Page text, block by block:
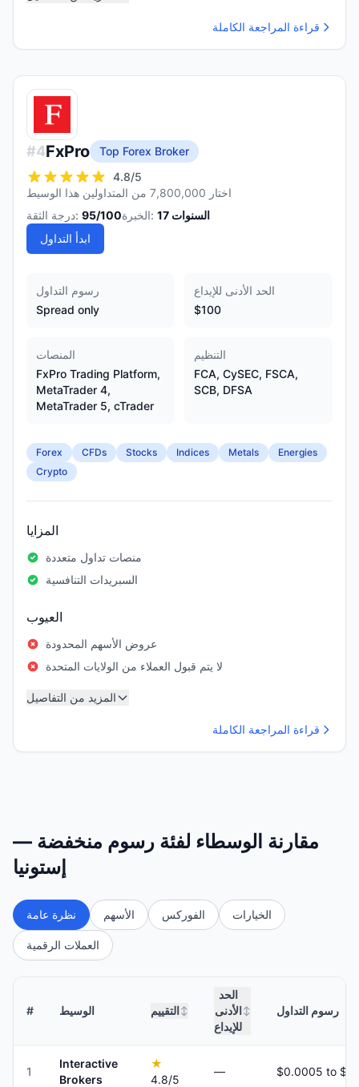
قراءة المراجعة الكاملة
#4FxPro
Top Forex Broker
4.8/5
اختار 7,800,000 من المتداولين هذا الوسيط
درجة الثقة: 95/100 الخبرة: 17 السنوات
ابدأ التداول
رسوم التداول
Spread only
الحد الأدنى للإيداع
$100
المنصات
FxPro Trading Platform,
MetaTrader 4,
MetaTrader 5, cTrader
التنظيم
FCA, CySEC, FSCA,
SCB, DFSA
Forex CFDs Stocks Indices Metals
Energies
Crypto
المزايا
منصات تداول متعددة
السبريدات التنافسية
العيوب
عروض الأسهم المحدودة
لا يتم قبول العملاء من الولايات المتحدة
المزيد من التفاصيل
قراءة المراجعة الكاملة
مقارنة الوسطاء لفئة رسوم منخفضة —
إستونيا
نظرة عامة الأسهم الفوركس الخيارات
العملات الرقمية
# الوسيط التقييم ↕
الحد
الأدنى
للإيداع
↕ رسوم التداول
1
Interactive
Brokers
★
4.8/5
—